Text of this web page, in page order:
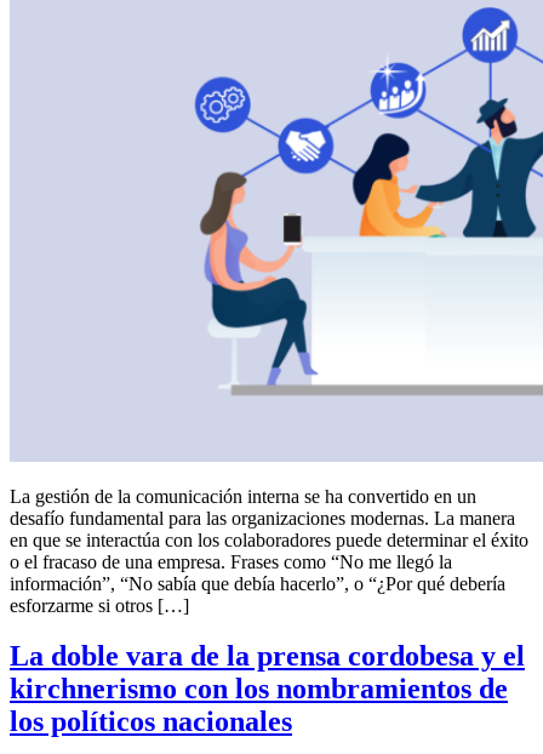
La gestión de la comunicación interna se ha convertido en un
desafío fundamental para las organizaciones modernas. La manera
en que se interactúa con los colaboradores puede determinar el éxito
o el fracaso de una empresa. Frases como “No me llegó la
información”, “No sabía que debía hacerlo”, o “¿Por qué debería
esforzarme si otros […]
La doble vara de la prensa cordobesa y el
kirchnerismo con los nombramientos de
los políticos nacionales